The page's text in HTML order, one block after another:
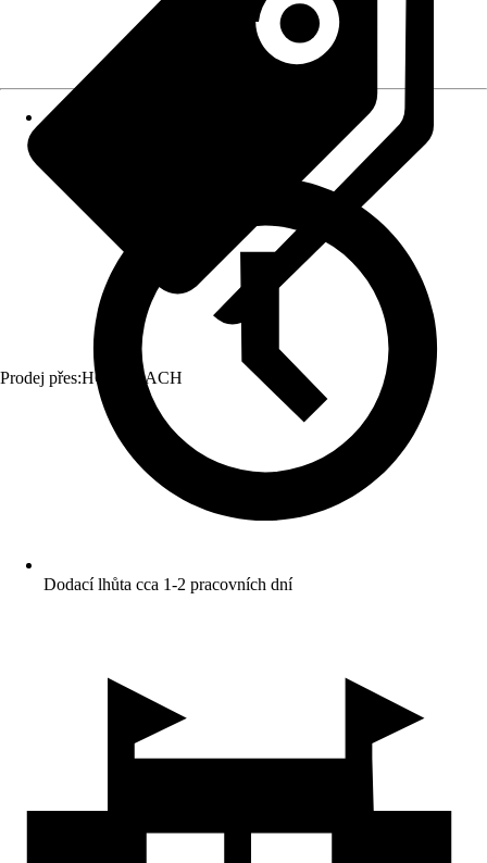
Prodej přes:HORNBACH
Dodací lhůta cca 1-2 pracovních dní